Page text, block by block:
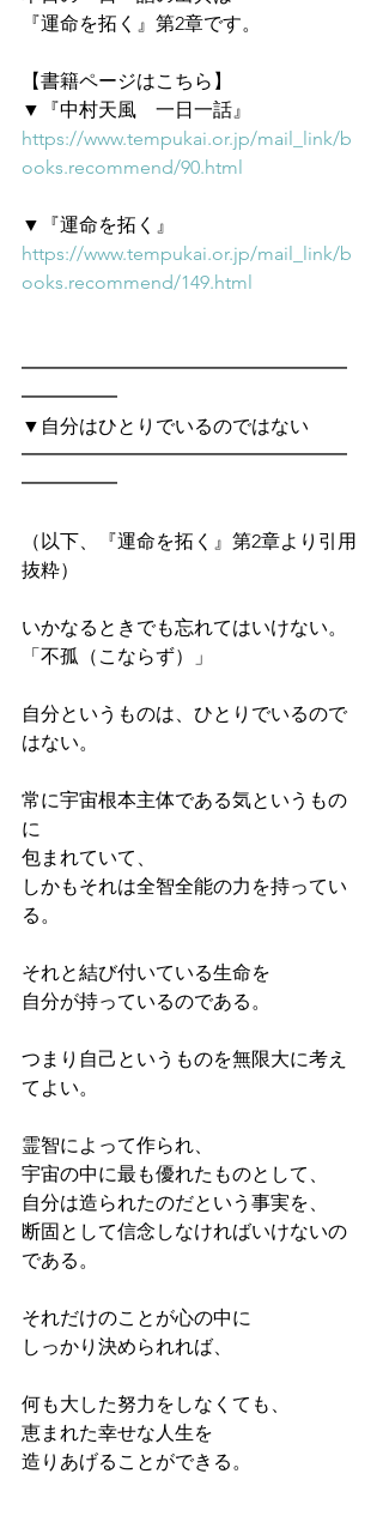
『運命を拓く』第2章です。
【書籍ページはこちら】
▼『中村天風　一日一話』
https://www.tempukai.or.jp/mail_link/b
ooks.recommend/90.html
▼『運命を拓く』
https://www.tempukai.or.jp/mail_link/b
ooks.recommend/149.html
━━━━━━━━━━━━━━━━━
━━━━━
▼自分はひとりでいるのではない
━━━━━━━━━━━━━━━━━
━━━━━
（以下、『運命を拓く』第2章より引用
抜粋）
いかなるときでも忘れてはいけない。
「不孤（こならず）」
自分というものは、ひとりでいるので
はない。
常に宇宙根本主体である気というもの
に
包まれていて、
しかもそれは全智全能の力を持ってい
る。
それと結び付いている生命を
自分が持っているのである。
つまり自己というものを無限大に考え
てよい。
霊智によって作られ、
宇宙の中に最も優れたものとして、
自分は造られたのだという事実を、
断固として信念しなければいけないの
である。
それだけのことが心の中に
しっかり決められれば、
何も大した努力をしなくても、
恵まれた幸せな人生を
造りあげることができる。